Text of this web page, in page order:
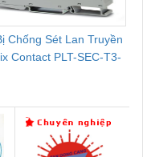
Chống Sét Lan Truyền
Contact PLT-SEC-T3-